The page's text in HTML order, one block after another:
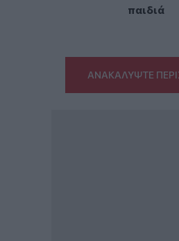
παιδιά
ΑΝΑΚΑΛΥΨΤΕ